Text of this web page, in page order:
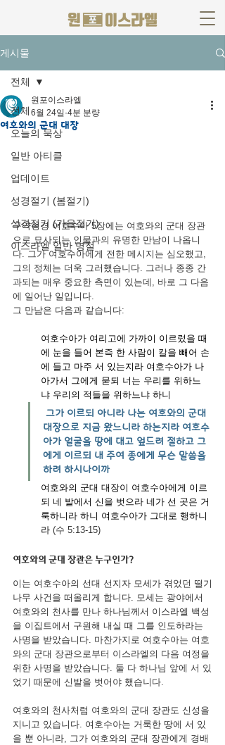
게시물
전체
오늘의 묵상
일반 아티클
업데이트
성경절기 (봄절기)
성경절기 (가을절기)
이스라엘 일반 명절
전체
여호와의 군대 대장
원포이스라엘
6월 24일 4분 분량
구약성경 여호수아 5장에는 여호와의 군대 장관
으로 묘사되는 인물과의 유명한 만남이 나옵니
다. 그가 여호수아에게 전한 메시지는 심오했고,
그의 정체는 더욱 그러했습니다. 그러나 종종 간
과되는 매우 중요한 측면이 있는데, 바로 그 다음
에 일어난 일입니다.
그 만남은 다음과 같습니다:
여호수아가 여리고에 가까이 이르렀을 때
에 눈을 들어 본즉 한 사람이 칼을 빼어 손
에 들고 마주 서 있는지라 여호수아가 나
아가서 그에게 묻되 너는 우리를 위하느
냐 우리의 적들을 위하느냐 하니
그가 이르되 아니라 나는 여호와의 군대
대장으로 지금 왔느니라 하는지라 여호수
아가 얼굴을 땅에 대고 엎드려 절하고 그
에게 이르되 내 주여 종에게 무슨 말씀을
하려 하시나이까
여호와의 군대 대장이 여호수아에게 이르
되 네 발에서 신을 벗으라 네가 선 곳은 거
룩하니라 하니 여호수아가 그대로 행하니
라 (수 5:13-15)
여호와의 군대 장관은 누구인가?
이는 여호수아의 선대 선지자 모세가 겪었던 떨기
나무 사건을 떠올리게 합니다. 모세는 광야에서
여호와의 천사를 만나 하나님께서 이스라엘 백성
을 이집트에서 구원해 내실 때 그를 인도하라는
사명을 받았습니다. 마찬가지로 여호수아는 여호
와의 군대 장관으로부터 이스라엘의 다음 여정을
위한 사명을 받았습니다. 둘 다 하나님 앞에 서 있
었기 때문에 신발을 벗어야 했습니다.
여호와의 천사처럼 여호와의 군대 장관도 신성을
지니고 있습니다. 여호수아는 거룩한 땅에 서 있
을 뿐 아니라, 그가 여호와의 군대 장관에게 경배